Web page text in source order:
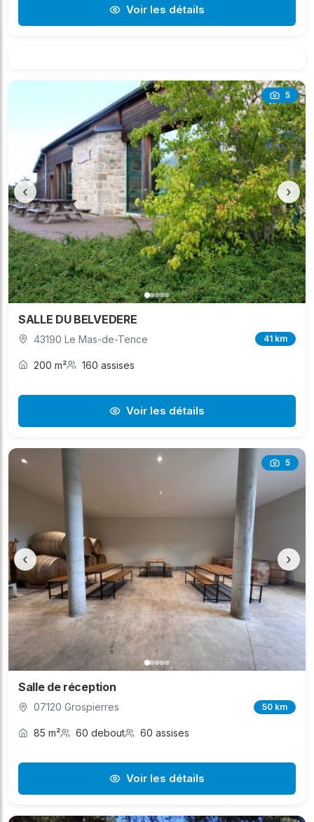
Voir les détails
5
‹ ›
SALLE DU BELVEDERE
43190 Le Mas-de-Tence 41 km
200 m² 160 assises
Voir les détails
5
‹ ›
Salle de réception
07120 Grospierres 50 km
85 m² 60 debout 60 assises
Voir les détails